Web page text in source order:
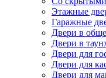
Этажные
Гаражные
Двери в
Двери в
Двери для
Двери для
Двери для